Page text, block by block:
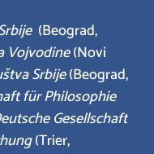
(Beograd,
Vojvodine(Novi
Srbije(Beograd,
für Philosophie
Gesellschaft
(Trier,